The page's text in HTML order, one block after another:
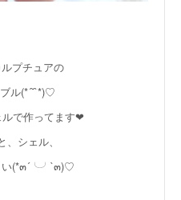
プチュアの
ル(*´˘`*)♡
で作ってます❤︎
、シェル、
い(*๓´╰╯`๓)♡